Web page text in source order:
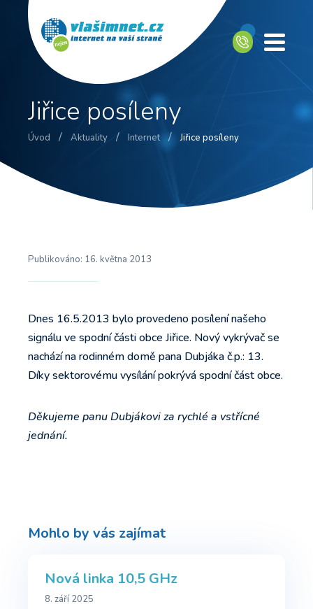
Jiřice posíleny
Úvod / Aktuality / Internet / Jiřice posíleny
Publikováno: 16. května 2013
Dnes 16.5.2013 bylo provedeno posílení našeho
signálu ve spodní části obce Jiřice. Nový vykrývač se
nachází na rodinném domě pana Dubjáka č.p.: 13.
Díky sektorovému vysílání pokrývá spodní část obce.
Děkujeme panu Dubjákovi za rychlé a vstřícné
jednání.
Mohlo by vás zajímat
Nová linka 10,5 GHz
8. září 2025